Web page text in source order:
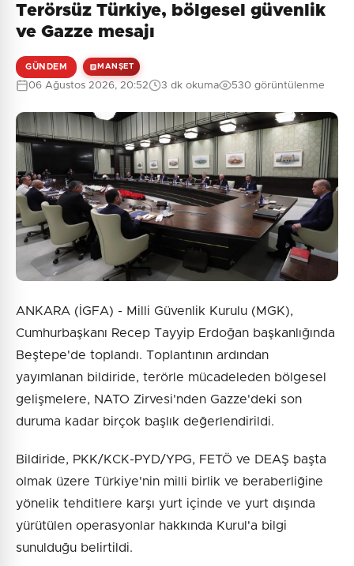
Terörsüz Türkiye, bölgesel güvenlik
ve Gazze mesajı
GÜNDEM MANŞET
06 Ağustos 2026, 20:52 3 dk okuma 530 görüntülenme
ANKARA (İGFA) - Milli Güvenlik Kurulu (MGK),
Cumhurbaşkanı Recep Tayyip Erdoğan başkanlığında
Beştepe'de toplandı. Toplantının ardından
yayımlanan bildiride, terörle mücadeleden bölgesel
gelişmelere, NATO Zirvesi'nden Gazze'deki son
duruma kadar birçok başlık değerlendirildi.
Bildiride, PKK/KCK-PYD/YPG, FETÖ ve DEAŞ başta
olmak üzere Türkiye'nin milli birlik ve beraberliğine
yönelik tehditlere karşı yurt içinde ve yurt dışında
yürütülen operasyonlar hakkında Kurul'a bilgi
sunulduğu belirtildi.